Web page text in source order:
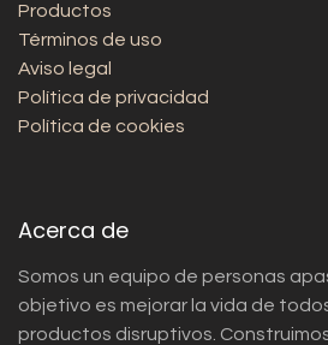
Productos
Términos de uso
Aviso legal
Política de privacidad
Política de cookies
Acerca de
Somos un equipo de personas
objetivo es mejorar la vida de
productos disruptivos.